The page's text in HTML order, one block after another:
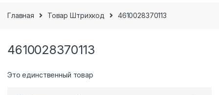
Главная Товар Штрихкод 4610028370113
4610028370113
Это единственный товар